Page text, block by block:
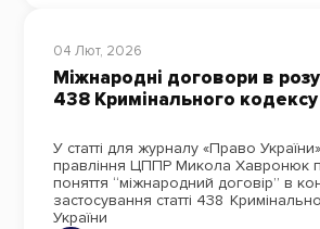
04 Лют, 2026
Міжнародні договори в
438 Кримінального кодексу
У статті для журналу «Право
правління ЦППР Микола Хавронюк
поняття “міжнародний договір” в
застосування статті 438
України